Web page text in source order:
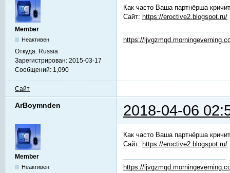
Member
Неактивен
Откуда: Russia
Зарегистрирован: 2015-03-17
Сообщений: 1,090
Как часто Ваша партнёрша
Сайт: https://eroctive2.blogspot.ru/
https://
Сайт
ArBoymnden 2018-04-06
Member
Неактивен
Как часто Ваша партнёрша
Сайт: https://eroctive2.blogspot.ru/
https://